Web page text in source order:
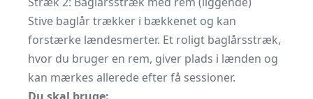
Stive baglår trækker i bækkenet og kan
forstærke lændesmerter. Et roligt baglårsstræk,
hvor du bruger en rem, giver plads i lænden og
kan mærkes allerede efter få sessioner.